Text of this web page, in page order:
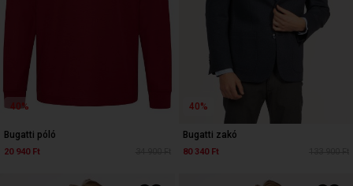
40%
Bugatti póló
20 940 Ft
40%
Bugatti zakó
80 340 Ft